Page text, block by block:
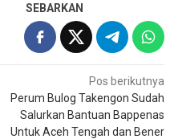
SEBARKAN
Pos berikutnya
Perum Bulog Takengon Sudah
Salurkan Bantuan Bappenas
Untuk Aceh Tengah dan Bener